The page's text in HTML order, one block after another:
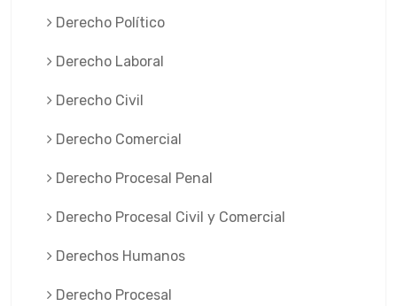
Derecho Político
Derecho Laboral
Derecho Civil
Derecho Comercial
Derecho Procesal Penal
Derecho Procesal Civil y Comercial
Derechos Humanos
Derecho Procesal